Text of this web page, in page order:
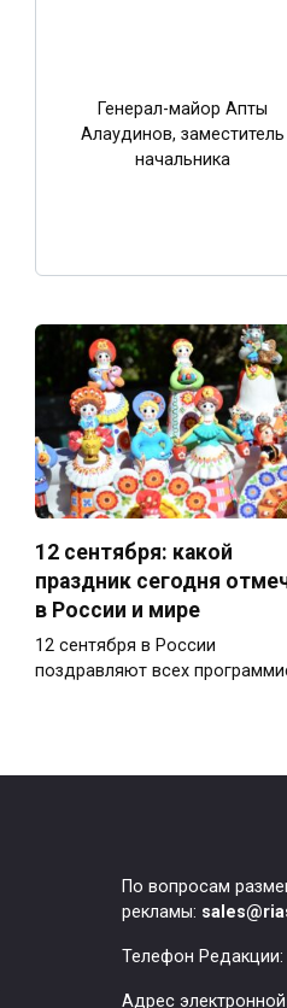
Генерал-майор Апты
Алаудинов, заместитель
начальника
12 сентября: какой
праздник сегодня
в России и мире
12 сентября в России
поздравляют всех
По вопросам
рекламы:
Телефон Редакции:
Адрес